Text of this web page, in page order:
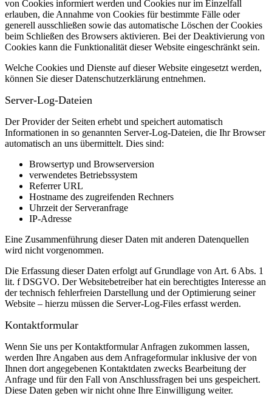
von Cookies informiert werden und Cookies nur im Einzelfall
erlauben, die Annahme von Cookies für bestimmte Fälle oder
generell ausschließen sowie das automatische Löschen der Cookies
beim Schließen des Browsers aktivieren. Bei der Deaktivierung von
Cookies kann die Funktionalität dieser Website eingeschränkt sein.
Welche Cookies und Dienste auf dieser Website eingesetzt werden,
können Sie dieser Datenschutzerklärung entnehmen.
Server-Log-Dateien
Der Provider der Seiten erhebt und speichert automatisch
Informationen in so genannten Server-Log-Dateien, die Ihr Browser
automatisch an uns übermittelt. Dies sind:
Browsertyp und Browserversion
verwendetes Betriebssystem
Referrer URL
Hostname des zugreifenden Rechners
Uhrzeit der Serveranfrage
IP-Adresse
Eine Zusammenführung dieser Daten mit anderen Datenquellen
wird nicht vorgenommen.
Die Erfassung dieser Daten erfolgt auf Grundlage von Art. 6 Abs. 1
lit. f DSGVO. Der Websitebetreiber hat ein berechtigtes Interesse an
der technisch fehlerfreien Darstellung und der Optimierung seiner
Website – hierzu müssen die Server-Log-Files erfasst werden.
Kontaktformular
Wenn Sie uns per Kontaktformular Anfragen zukommen lassen,
werden Ihre Angaben aus dem Anfrageformular inklusive der von
Ihnen dort angegebenen Kontaktdaten zwecks Bearbeitung der
Anfrage und für den Fall von Anschlussfragen bei uns gespeichert.
Diese Daten geben wir nicht ohne Ihre Einwilligung weiter.